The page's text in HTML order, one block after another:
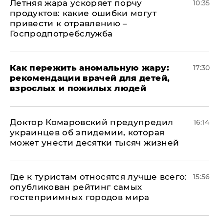
Летняя жара ускоряет порчу
продуктов: какие ошибки могут
привести к отравлению –
Госпродпотребслужба
10:35
Как пережить аномальную жару:
рекомендации врачей для детей,
взрослых и пожилых людей
17:30
Доктор Комаровский предупредил
украинцев об эпидемии, которая
может унести десятки тысяч жизней
16:14
Где к туристам относятся лучше всего:
опубликован рейтинг самых
гостеприимных городов мира
15:56